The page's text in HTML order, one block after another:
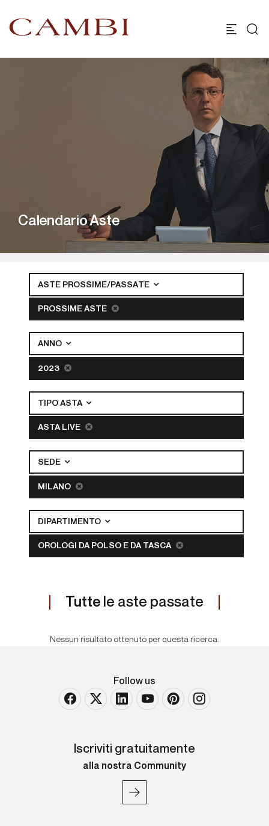
Calendario Aste
ASTE PROSSIME/PASSATE
PROSSIME ASTE
ANNO
2023
TIPO ASTA
ASTA LIVE
SEDE
MILANO
DIPARTIMENTO
OROLOGI DA POLSO E DA TASCA
Tutte le aste passate
Nessun risultato ottenuto per questa ricerca.
Follow us
Iscriviti gratuitamente
alla nostra Community